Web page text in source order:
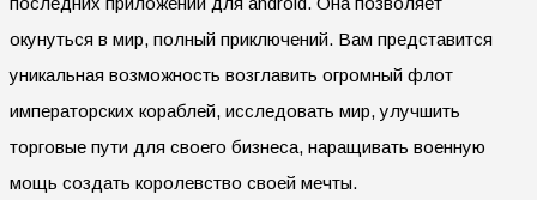
окунуться в мир, полный приключений. Вам представится
уникальная возможность возглавить огромный флот
императорских кораблей, исследовать мир, улучшить
торговые пути для своего бизнеса, наращивать военную
мощь создать королевство своей мечты.